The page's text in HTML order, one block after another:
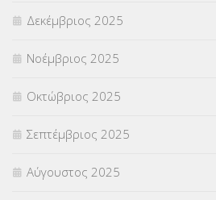
ΣΧΟΛΙΚΟΙ ΣΥΜΒΟΥΛΟΙ
ΥΠΕΡΑΡΙΘΜΟΙ(1)
ΥΠΟΤΡΟΦΙΕΣ(28)
ΦΥΣΙΚΗ ΑΓΩΓΗ(692)
Χωρίς κατηγορία
Δεκέμβριος 2025
Νοέμβριος 2025
Οκτώβριος 2025
Σεπτέμβριος 2025
Αύγουστος 2025